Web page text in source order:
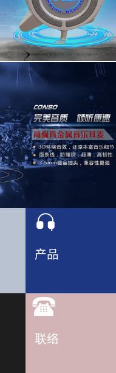
产品
联络